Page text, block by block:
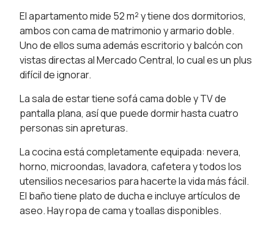
El apartamento mide 52 m² y tiene dos dormitorios,
ambos con cama de matrimonio y armario doble.
Uno de ellos suma además escritorio y balcón con
vistas directas al Mercado Central, lo cual es un plus
difícil de ignorar.
La sala de estar tiene sofá cama doble y TV de
pantalla plana, así que puede dormir hasta cuatro
personas sin apreturas.
La cocina está completamente equipada: nevera,
horno, microondas, lavadora, cafetera y todos los
utensilios necesarios para hacerte la vida más fácil.
El baño tiene plato de ducha e incluye artículos de
aseo. Hay ropa de cama y toallas disponibles.